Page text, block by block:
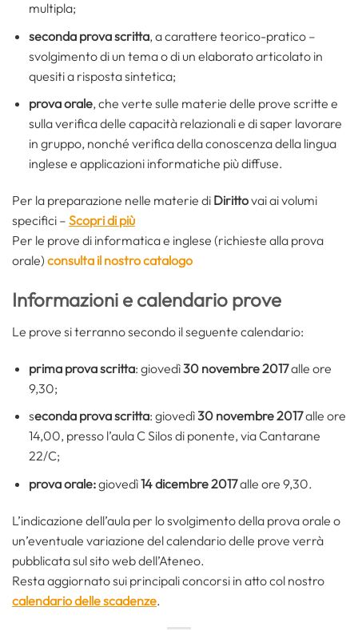
multipla;
seconda prova scritta, a carattere teorico-pratico –
svolgimento di un tema o di un elaborato articolato in
quesiti a risposta sintetica;
prova orale, che verte sulle materie delle prove scritte e
sulla verifica delle capacità relazionali e di saper lavorare
in gruppo, nonché verifica della conoscenza della lingua
inglese e applicazioni informatiche più diffuse.
Per la preparazione nelle materie di Dirittovai ai volumi
specifici – Scopri di più
Per le prove di informatica e inglese (richieste alla prova
orale) consulta il nostro catalogo
Informazioni e calendario prove
Le prove si terranno secondo il seguente calendario:
prima prova scritta: giovedì30 novembre 2017alle ore
9,30;
seconda prova scritta: giovedì30 novembre 2017alle ore
14,00, presso l’aula C Silos di ponente, via Cantarane
22/C;
prova orale:giovedì14 dicembre 2017alle ore 9,30.
L’indicazione dell’aula per lo svolgimento della prova orale o
un’eventuale variazione del calendario delle prove verrà
pubblicata sul sito web dell’Ateneo.
Resta aggiornato sui principali concorsi in atto col nostro
calendario delle scadenze.